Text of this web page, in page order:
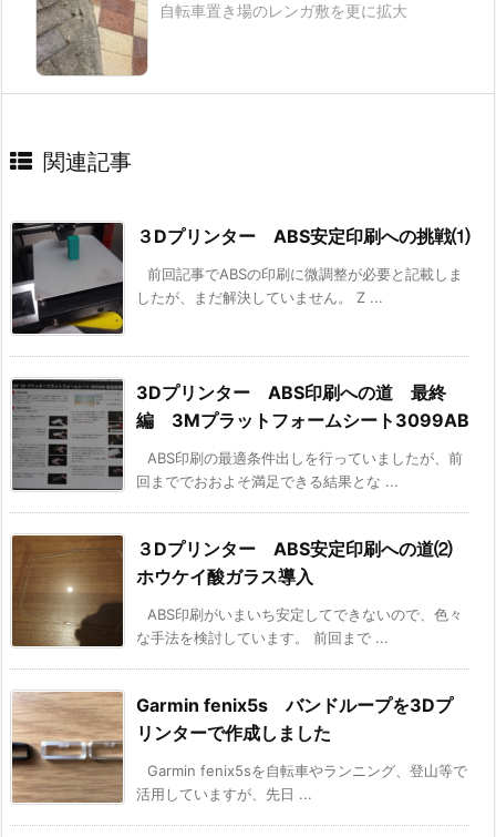
自転車置き場のレンガ敷を更に拡大
関連記事
３Dプリンター ABS安定印刷への挑戦⑴
前回記事でABSの印刷に微調整が必要と記載しま
したが、まだ解決していません。 Z ...
3Dプリンター ABS印刷への道 最終
編 3Mプラットフォームシート3099AB
ABS印刷の最適条件出しを行っていましたが、前
回まででおおよそ満足できる結果とな ...
３Dプリンター ABS安定印刷への道⑵
ホウケイ酸ガラス導入
ABS印刷がいまいち安定してできないので、色々
な手法を検討しています。 前回まで ...
Garmin fenix5s バンドループを3Dプ
リンターで作成しました
Garmin fenix5sを自転車やランニング、登山等で
活用していますが、先日 ...